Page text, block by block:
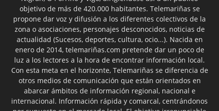
objetivo de más de 420.000 habitantes. Telemariñas se
propone dar voz y difusión a los diferentes colectivos de la
zona o asociaciones, personajes desconocidos, noticias de
actualidad (Sucesos, deportes, cultura, ocio...). Nacida en
enero de 2014, telemariñas.com pretende dar un poco de
luz a los lectores a la hora de encontrar información local.
Con esta meta en el horizonte, Telemariñas se diferencia de
otros medios de comunicación que están orientados en
abarcar ámbitos de información regional, nacional e
internacional. Información rápida y comarcal, centrándonos